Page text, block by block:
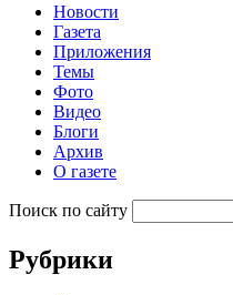
Новости
Газета
Приложения
Темы
Фото
Видео
Блоги
Архив
О газете
Поиск по сайту
Рубрики